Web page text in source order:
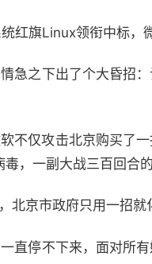
红旗Linux领衔中标，
急之下出了个大昏招
不仅攻击北京购买了
，一副大战三百回合的
北京市政府只用一招就
直停不下来，面对所